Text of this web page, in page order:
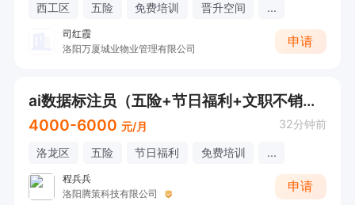
西工区 五险 免费培训 晋升空间 ...
司红霞
洛阳万厦城业物业管理有限公司
申请
ai数据标注员（五险+节日福利+文职不销售）
4000-6000 元/月 32分钟前
洛龙区 五险 节日福利 免费培训 ...
程兵兵
洛阳腾策科技有限公司
申请